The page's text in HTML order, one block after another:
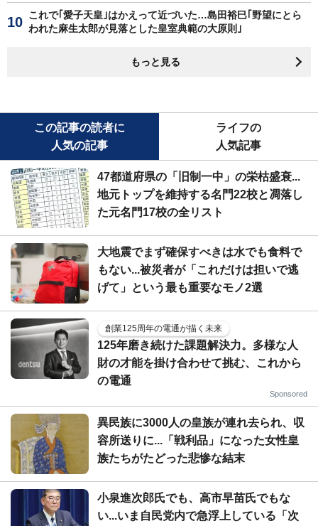
これで｢愛子天皇｣はかえって近づいた…島田裕巳｢野望にとら
われた麻生太郎が見落とした皇室典範の大原則｣
もっと見る
この記事の読者に
人気の記事
ライフの
人気記事
47都道府県の「旧制一中」の栄枯盛衰...
地元トップを維持する名門22校と凋落し
た元名門17校の全リスト
大地震でまず確保すべきは水でも食料で
もない...被災者が「これだけは担いで逃
げて」という最も重要なモノ2選
創業125周年の電通が描く未来
125年磨き続けた課題解決力。多様な人
財の才能を掛け合わせて挑む、これから
の電通
Sponsored
異民族に3000人の皇族が連れ去られ、収
容所送りに...「戦利品」になった女性皇
族たちがたどった悲惨な結末
小泉進次郎氏でも、高市早苗氏でもな
い...いま自民党内で急浮上している「次